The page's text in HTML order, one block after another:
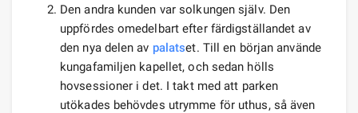
Den andra kunden var solkungen själv. Den
uppfördes omedelbart efter färdigställandet av
den nya delen av palatset. Till en början använde
kungafamiljen kapellet, och sedan hölls
hovsessioner i det. I takt med att parken
utökades behövdes utrymme för uthus, så även